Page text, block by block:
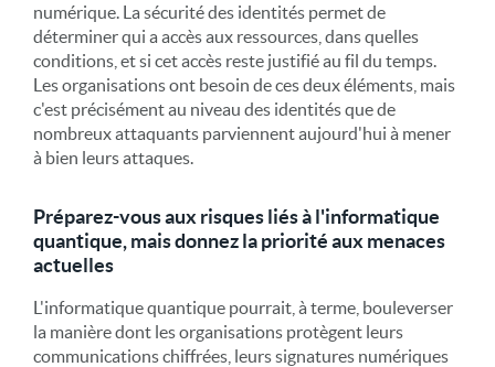
numérique. La sécurité des identités permet de
déterminer qui a accès aux ressources, dans quelles
conditions, et si cet accès reste justifié au fil du temps.
Les organisations ont besoin de ces deux éléments, mais
c'est précisément au niveau des identités que de
nombreux attaquants parviennent aujourd'hui à mener
à bien leurs attaques.
Préparez-vous aux risques liés à l'informatique
quantique, mais donnez la priorité aux menaces
actuelles
L'informatique quantique pourrait, à terme, bouleverser
la manière dont les organisations protègent leurs
communications chiffrées, leurs signatures numériques